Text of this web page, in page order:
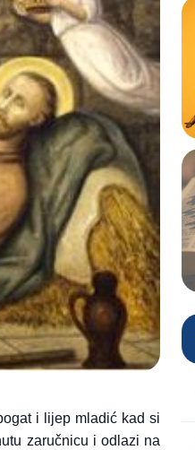
i lijep mladić kad si
zaručnicu i odlazi na